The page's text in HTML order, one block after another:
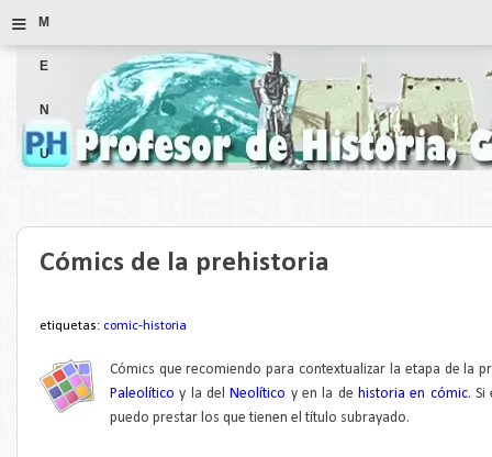
≡ M
E
N
U
Cómics de la prehistoria
etiquetas: comic-historia
Cómics que recomiendo para contextualizar la etapa de la
Paleolítico y la del Neolítico y en la de historia en cómic. Si
puedo prestar los que tienen el título subrayado.